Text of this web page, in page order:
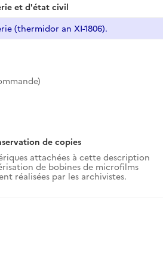
et d'état civil
(thermidor an XI-1806).
de copies
attachées à cette description
de bobines de microfilms
réalisées par les archivistes.